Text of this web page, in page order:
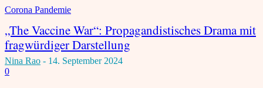
Corona Pandemie
„The Vaccine War“: Propagandistisches Drama mit
fragwürdiger Darstellung
Nina Rao - 14. September 2024
0